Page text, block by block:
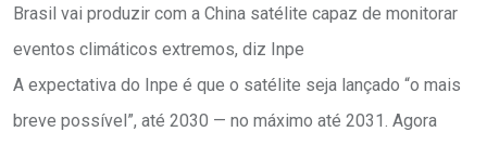
Brasil vai produzir com a China satélite capaz de monitorar
eventos climáticos extremos, diz Inpe
A expectativa do Inpe é que o satélite seja lançado “o mais
breve possível”, até 2030 — no máximo até 2031. Agora